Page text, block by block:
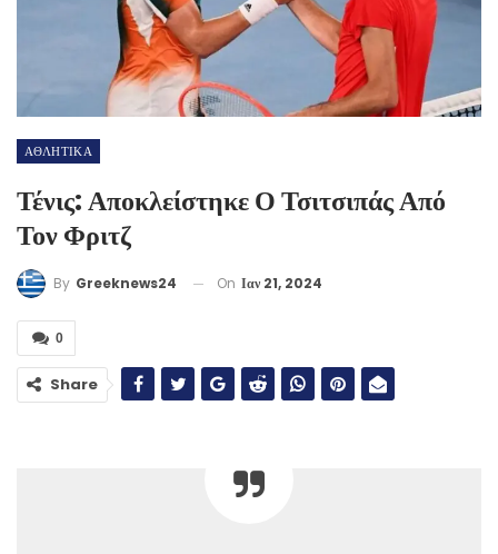
ΑΘΛΗΤΙΚΑ
Τένις: Αποκλείστηκε Ο Τσιτσιπάς Από
Τον Φριτζ
By Greeknews24 On Ιαν 21, 2024
0
Share